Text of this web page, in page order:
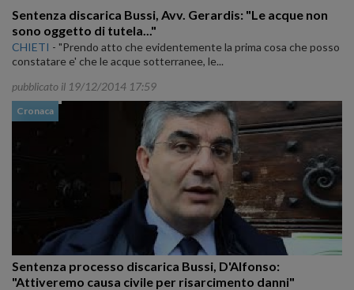
Sentenza discarica Bussi, Avv. Gerardis: "Le acque non
sono oggetto di tutela..."
CHIETI - "Prendo atto che evidentemente la prima cosa che posso
constatare e' che le acque sotterranee, le...
pubblicato il 19/12/2014 17:59
Cronaca
Sentenza processo discarica Bussi, D'Alfonso:
"Attiveremo causa civile per risarcimento danni"